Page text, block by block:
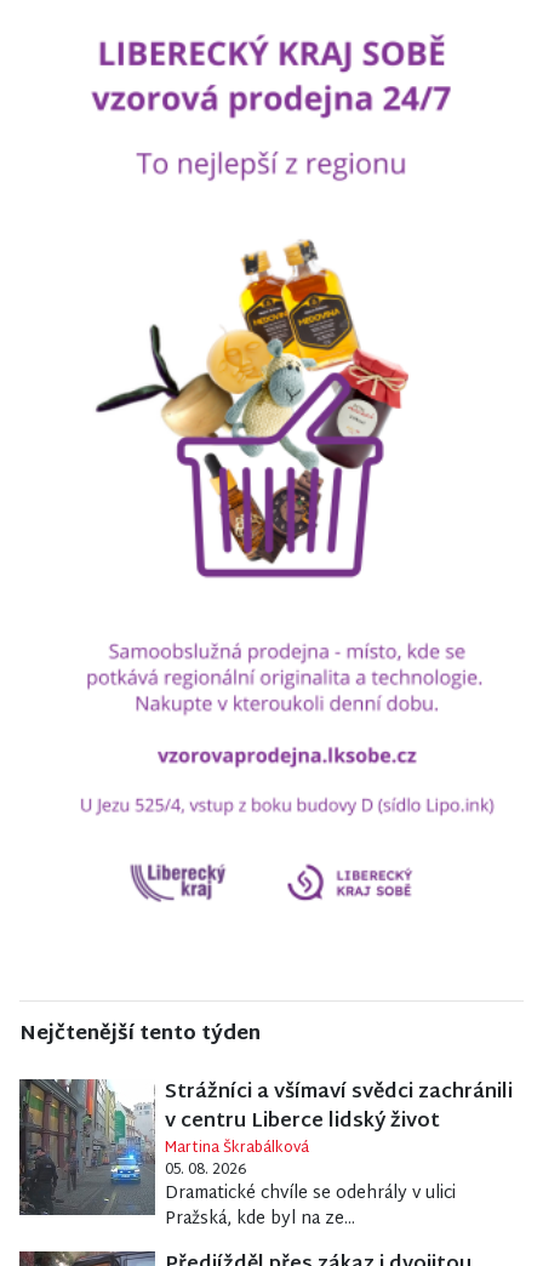
Nejčtenější tento týden
Strážníci a všímaví svědci zachránili
v centru Liberce lidský život
Martina Škrabálková
05. 08. 2026
Dramatické chvíle se odehrály v ulici
Pražská, kde byl na ze...